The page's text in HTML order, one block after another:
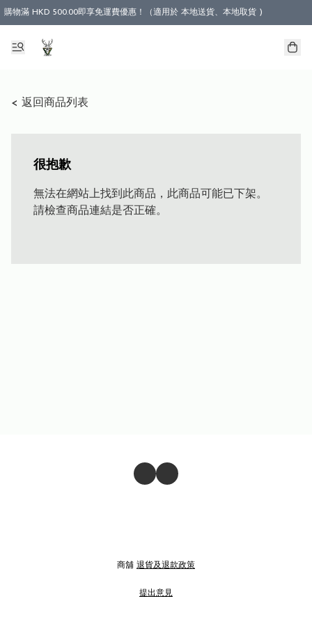
購物滿 HKD 500.00即享免運費優惠！（適用於 本地送貨、本地取貨 )
< 返回商品列表
很抱歉
無法在網站上找到此商品，此商品可能已下架。
請檢查商品連結是否正確。
商舖 退貨及退款政策
提出意見